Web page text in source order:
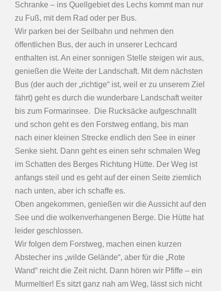
Schranke – ins Quellgebiet des Lechs kommt man nur
zu Fuß, mit dem Rad oder per Bus.
Wir parken bei der Seilbahn und nehmen den
öffentlichen Bus, der auch in unserer Lechcard
enthalten ist. An einer sonnigen Stelle steigen wir aus,
genießen die Weite der Landschaft. Mit dem nächsten
Bus (der auch der „richtige“ ist, weil er zu unserem Ziel
fährt) geht es durch die wunderbare Landschaft weiter
bis zum Formarinsee. Die Rucksäcke aufgeschnallt
und schon geht es den Forstweg entlang, bis man
nach einer kleinen Strecke endlich den See in einer
Senke sieht. Dann geht es einen sehr schmalen Weg
im Schatten des Berges Richtung Hütte. Der Weg ist
anfangs steil und es geht auf der einen Seite ziemlich
nach unten, aber ich schaffe es.
Oben angekommen, genießen wir die Aussicht auf den
See und die wolkenverhangenen Berge. Die Hütte hat
leider geschlossen.
Wir folgen dem Forstweg, machen einen kurzen
Abstecher ins „wilde Gelände“, aber für die „Rote
Wand“ reicht die Zeit nicht. Dann hören wir Pfiffe – ein
Murmeltier! Es sitzt ganz nah am Weg, lässt sich nicht